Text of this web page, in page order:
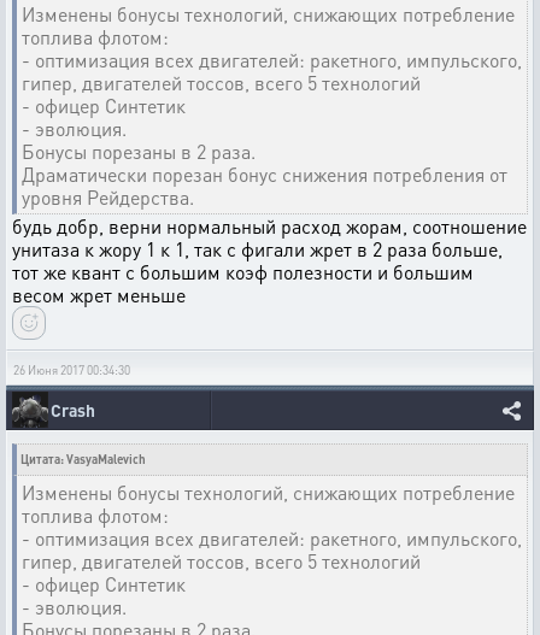
Изменены бонусы технологий, снижающих потребление
топлива флотом:
- оптимизация всех двигателей: ракетного, импульского,
гипер, двигателей тоссов, всего 5 технологий
- офицер Синтетик
- эволюция.
Бонусы порезаны в 2 раза.
Драматически порезан бонус снижения потребления от
уровня Рейдерства.
будь добр, верни нормальный расход жорам, соотношение
унитаза к жору 1 к 1, так с фигали жрет в 2 раза больше,
тот же квант с большим коэф полезности и большим
весом жрет меньше
26 Июня 2017 00:34:30
Crash
Цитата: VasyaMalevich
Изменены бонусы технологий, снижающих потребление
топлива флотом:
- оптимизация всех двигателей: ракетного, импульского,
гипер, двигателей тоссов, всего 5 технологий
- офицер Синтетик
- эволюция.
Бонусы порезаны в 2 раза.